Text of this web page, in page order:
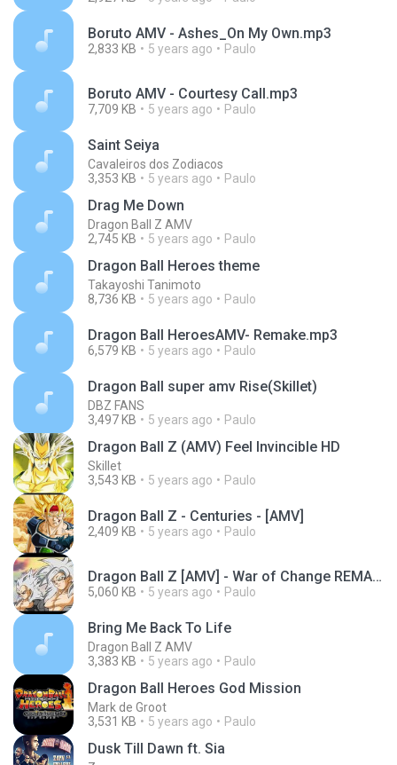
Boruto AMV - Ashes_On My Own.mp3
2,833 KB 5 years ago Paulo
Boruto AMV - Courtesy Call.mp3
7,709 KB 5 years ago Paulo
Saint Seiya
Cavaleiros dos Zodiacos
3,353 KB
5 years ago Paulo
Drag Me Down
Dragon Ball Z AMV
2,745 KB
5 years ago Paulo
Dragon Ball Heroes theme
Takayoshi Tanimoto
8,736 KB
5 years ago Paulo
Dragon Ball HeroesAMV- Remake.mp3
6,579 KB 5 years ago Paulo
Dragon Ball super amv Rise(Skillet)
DBZ FANS
3,497 KB
5 years ago Paulo
Dragon Ball Z (AMV) Feel Invincible HD
Skillet
3,543 KB
5 years ago Paulo
Dragon Ball Z - Centuries - [AMV]
2,409 KB 5 years ago Paulo
Dragon Ball Z [AMV] - War of Change REMASTERED
5,060 KB 5 years ago Paulo
Bring Me Back To Life
Dragon Ball Z AMV
3,383 KB
5 years ago Paulo
Dragon Ball Heroes God Mission
Mark de Groot
3,531 KB
5 years ago Paulo
Dusk Till Dawn ft. Sia